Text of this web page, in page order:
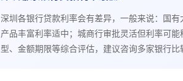
深圳各银行贷款利率会有差异，一般来说：国
产品丰富利率适中；城商行审批灵活但利率可
型、金额期限等综合评估，建议咨询多家银行比